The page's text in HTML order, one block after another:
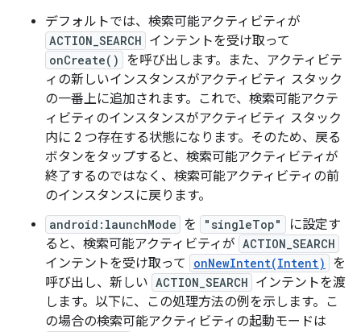
デフォルトでは、検索可能アクティビティが
ACTION_SEARCH インテントを受け取って
onCreate()
を呼び出します。また、アクティビテ
ィの新しいインスタンスがアクティビティ スタック
の一番上に追加されます。これで、検索可能アクテ
ィビティのインスタンスがアクティビティ スタック
内に 2 つ存在する状態になります。そのため、戻る
ボタンをタップすると、検索可能アクティビティが
終了するのではなく、検索可能アクティビティの前
のインスタンスに戻ります。
android:launchMode を "singleTop"
に設定す
ると、検索可能アクティビティが ACTION_SEARCH
インテントを受け取って onNewIntent(Intent)
を
呼び出し、新しい ACTION_SEARCH インテントを渡
します。以下に、この処理方法の例を示します。こ
の場合の検索可能アクティビティの起動モードは